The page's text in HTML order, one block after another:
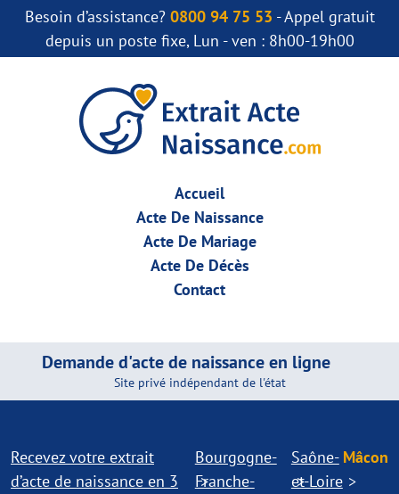
Besoin d’assistance? 0800 94 75 53 - Appel gratuit
depuis un poste fixe, Lun - ven : 8h00-19h00
Accueil
Acte De Naissance
Acte De Mariage
Acte De Décès
Contact
Demande d'acte de naissance en ligne
Site privé indépendant de l'état
Recevez votre extrait
d’acte de naissance en 3
Bourgogne-
Franche-
Saône-
et-Loire
Mâcon